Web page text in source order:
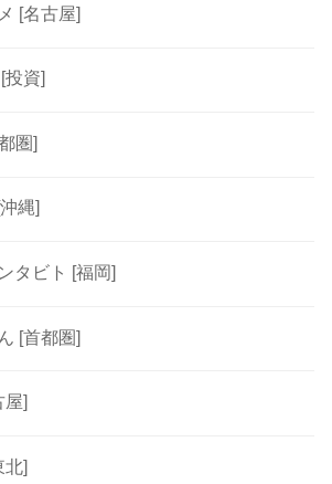
[名古屋]
投資]
圏]
縄]
タビト [福岡]
[首都圏]
屋]
北]